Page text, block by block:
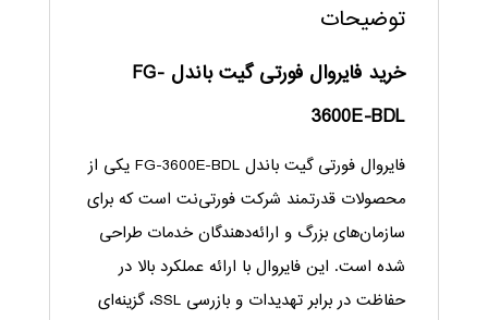
توضیحات
خرید فایروال فورتی گیت باندل FG-
3600E-BDL
فایروال فورتی گیت باندل FG-3600E-BDL یکی از
محصولات قدرتمند شرکت فورتی‌نت است که برای
سازمان‌های بزرگ و ارائه‌دهندگان خدمات طراحی
شده است. این فایروال با ارائه عملکرد بالا در
حفاظت در برابر تهدیدات و بازرسی SSL، گزینه‌ای